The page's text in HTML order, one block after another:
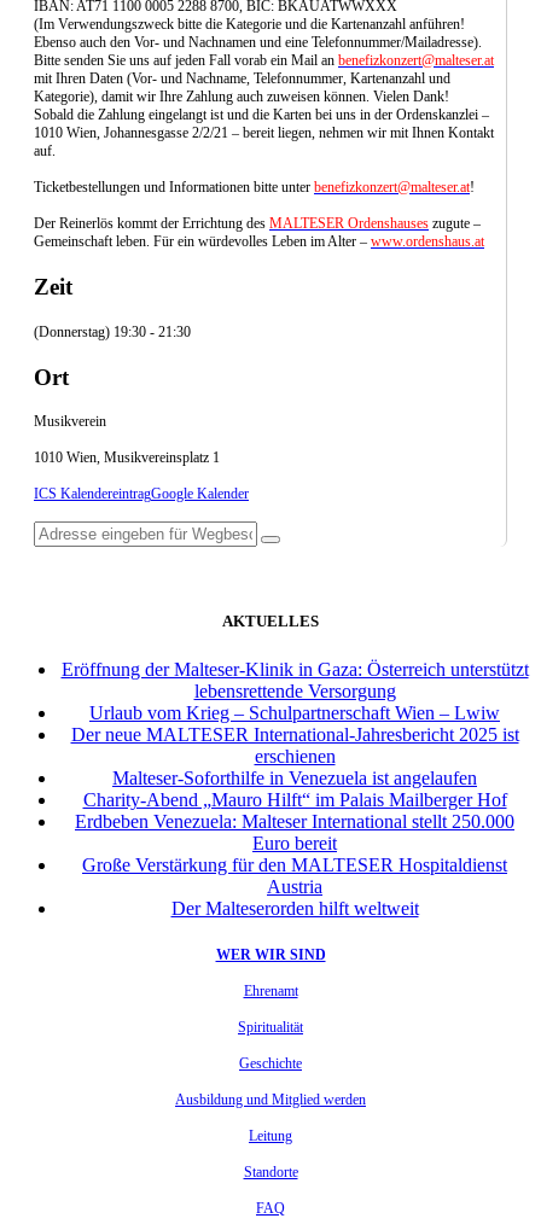
IBAN: AT71 1100 0005 2288 8700, BIC: BKAUATWWXXX
(Im Verwendungszweck bitte die Kategorie und die Kartenanzahl anführen!
Ebenso auch den Vor- und Nachnamen und eine Telefonnummer/Mailadresse).
Bitte senden Sie uns auf jeden Fall vorab ein Mail an benefizkonzert@malteser.at
mit Ihren Daten (Vor- und Nachname, Telefonnummer, Kartenanzahl und
Kategorie), damit wir Ihre Zahlung auch zuweisen können. Vielen Dank!
Sobald die Zahlung eingelangt ist und die Karten bei uns in der Ordenskanzlei –
1010 Wien, Johannesgasse 2/2/21 – bereit liegen, nehmen wir mit Ihnen Kontakt
auf.
Ticketbestellungen und Informationen bitte unter benefizkonzert@malteser.at!
Der Reinerlös kommt der Errichtung des MALTESER Ordenshauses zugute –
Gemeinschaft leben. Für ein würdevolles Leben im Alter – www.ordenshaus.at
Zeit
(Donnerstag) 19:30 - 21:30
Ort
Musikverein
1010 Wien, Musikvereinsplatz 1
ICS KalendereintragGoogle Kalender
AKTUELLES
Eröffnung der Malteser-Klinik in Gaza: Österreich unterstützt
lebensrettende Versorgung
Urlaub vom Krieg – Schulpartnerschaft Wien – Lwiw
Der neue MALTESER International-Jahresbericht 2025 ist
erschienen
Malteser-Soforthilfe in Venezuela ist angelaufen
Charity-Abend „Mauro Hilft“ im Palais Mailberger Hof
Erdbeben Venezuela: Malteser International stellt 250.000
Euro bereit
Große Verstärkung für den MALTESER Hospitaldienst
Austria
Der Malteserorden hilft weltweit
WER WIR SIND
Ehrenamt
Spiritualität
Geschichte
Ausbildung und Mitglied werden
Leitung
Standorte
FAQ